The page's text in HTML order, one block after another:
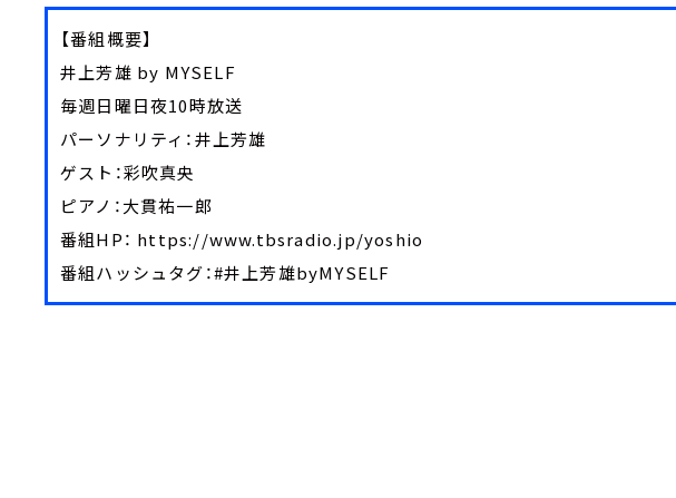
【番組概要】
井上芳雄 by MYSELF
毎週日曜日夜10時放送
パーソナリティ：井上芳雄
ゲスト：彩吹真央
ピアノ：大貫祐一郎
番組HP： https://www.tbsradio.jp/yoshio
番組ハッシュタグ：#井上芳雄byMYSELF